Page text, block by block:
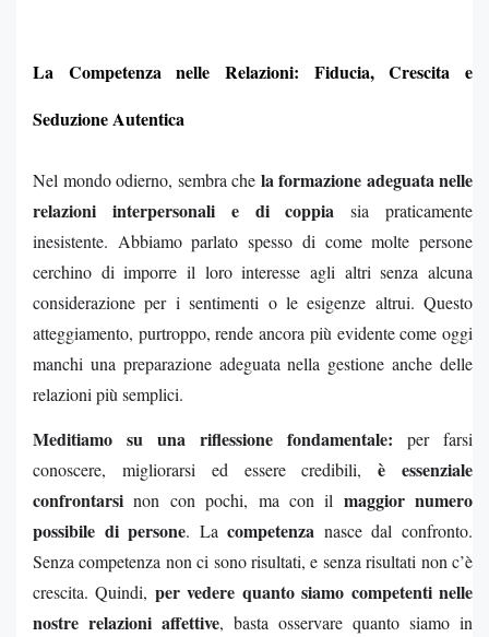
La Competenza nelle Relazioni: Fiducia, Crescita e
Seduzione Autentica
Nel mondo odierno, sembra che la formazione adeguata nelle
relazioni interpersonali e di coppia sia praticamente
inesistente. Abbiamo parlato spesso di come molte persone
cerchino di imporre il loro interesse agli altri senza alcuna
considerazione per i sentimenti o le esigenze altrui. Questo
atteggiamento, purtroppo, rende ancora più evidente come oggi
manchi una preparazione adeguata nella gestione anche delle
relazioni più semplici.
Meditiamo su una riflessione fondamentale: per farsi
conoscere, migliorarsi ed essere credibili,è essenziale
confrontarsi non con pochi, ma con il maggior numero
possibile di persone. Lacompetenza nasce dal confronto.
Senza competenza non ci sono risultati, e senza risultati non c’è
crescita. Quindi, per vedere quanto siamo competenti nelle
nostre relazioni affettive, basta osservare quanto siamo in